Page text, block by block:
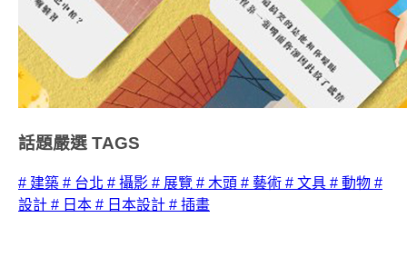
話題嚴選 TAGS
# 建築 # 台北 # 攝影 # 展覽 # 木頭 # 藝術 # 文具 # 動物 #
設計 # 日本 # 日本設計 # 插畫